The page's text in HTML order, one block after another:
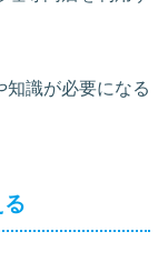
知識が必要になる